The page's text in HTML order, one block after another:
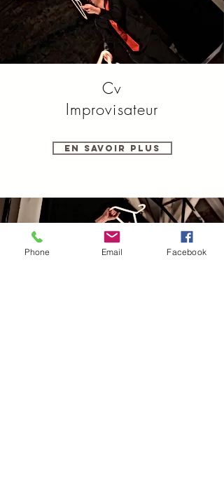
Cv
Improvisateur
En savoir plus
Phone Email Facebook